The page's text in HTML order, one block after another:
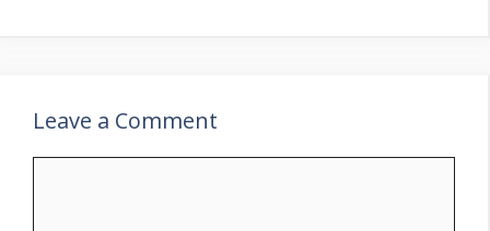
Leave a Comment